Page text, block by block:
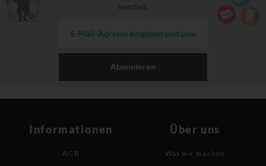
werden.
Abonnieren
Informationen
AGB
Über uns
Was wir machen